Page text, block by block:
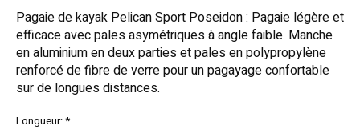
Pagaie de kayak Pelican Sport Poseidon : Pagaie légère et
efficace avec pales asymétriques à angle faible. Manche
en aluminium en deux parties et pales en polypropylène
renforcé de fibre de verre pour un pagayage confortable
sur de longues distances.
Longueur:*